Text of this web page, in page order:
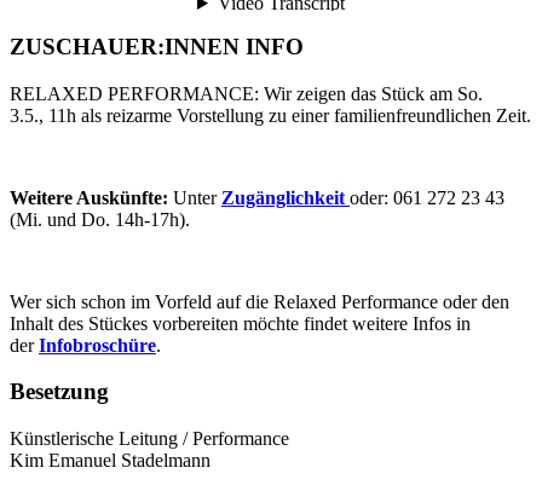
ZUSCHAUER:INNEN INFO
RELAXED PERFORMANCE: Wir zeigen das Stück am So.
3.5., 11h als reizarme Vorstellung zu einer familienfreundlichen Zeit.
Weitere Auskünfte: Unter Zugänglichkeit oder: 061 272 23 43
(Mi. und Do. 14h-17h).
Wer sich schon im Vorfeld auf die Relaxed Performance oder den
Inhalt des Stückes vorbereiten möchte findet weitere Infos in
derInfobroschüre.
Besetzung
Künstlerische Leitung / Performance
Kim Emanuel Stadelmann